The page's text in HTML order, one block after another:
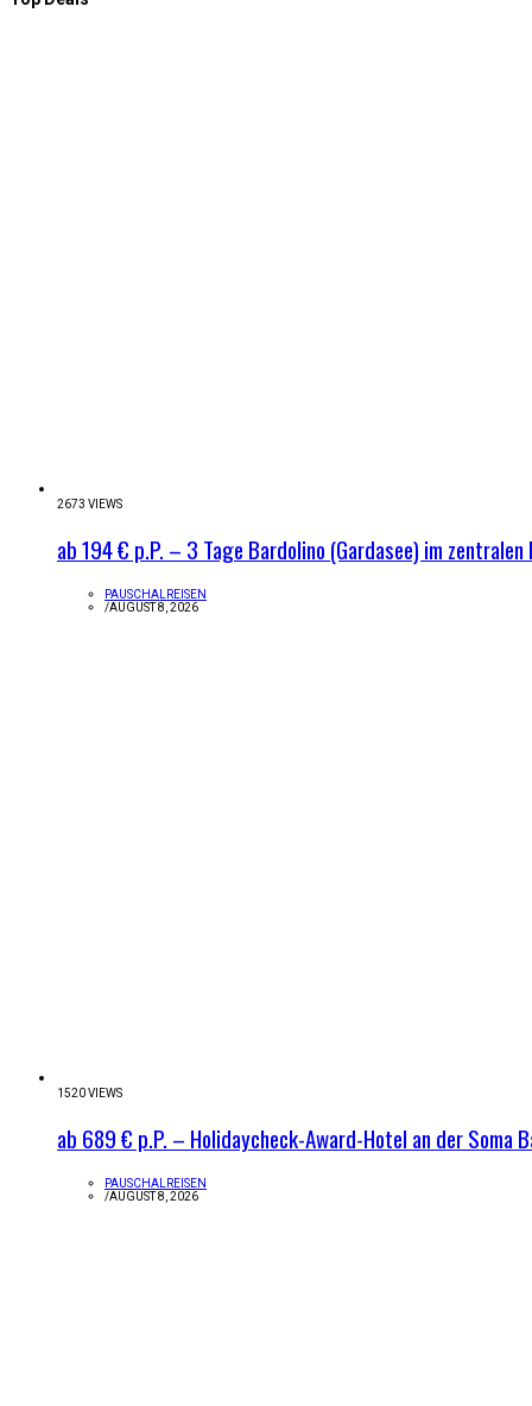
2673 VIEWS
ab 194 € p.P. – 3 Tage Bardolino (Gardasee) im zentralen
PAUSCHALREISEN
/AUGUST 8, 2026
1520 VIEWS
ab 689 € p.P. – Holidaycheck-Award-Hotel an der Soma
PAUSCHALREISEN
/AUGUST 8, 2026